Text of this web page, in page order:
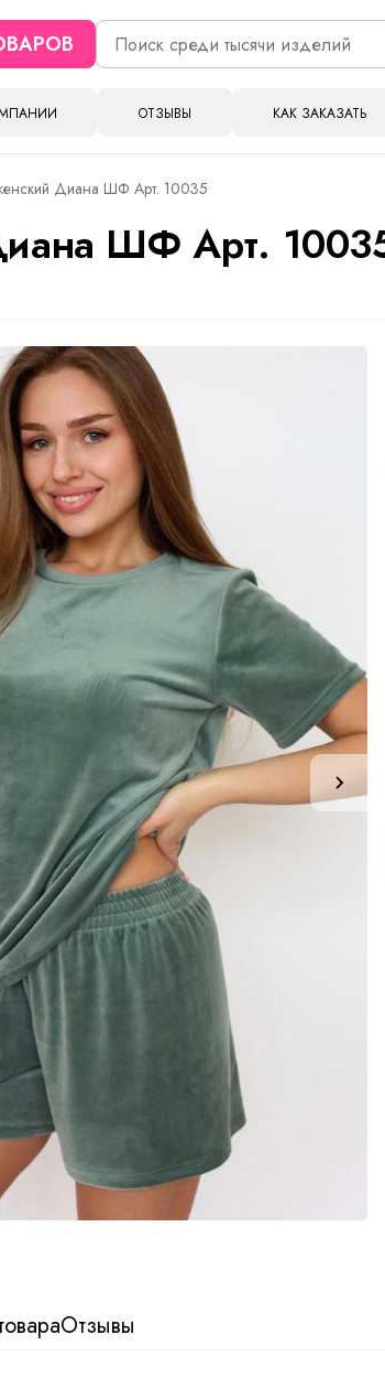
ОТЗЫВЫ КАК ЗАКАЗАТЬ
Диана ШФ Арт. 10035
ШФ Арт.
Отзывы